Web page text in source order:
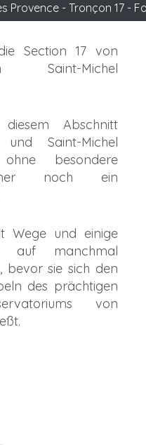
Provence - Tronçon 17 -
Section 17 von
Saint-Michel
Abschnitt
und Saint-Michel
besondere
noch ein
Wege und einige
auf manchmal
bevor sie sich den
des prächtigen
von